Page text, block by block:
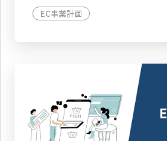
EC事業計画